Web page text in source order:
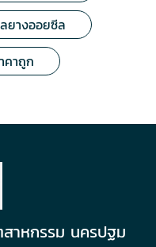
ยางออยซีล
คาถูก
าหกรรม นครปฐม